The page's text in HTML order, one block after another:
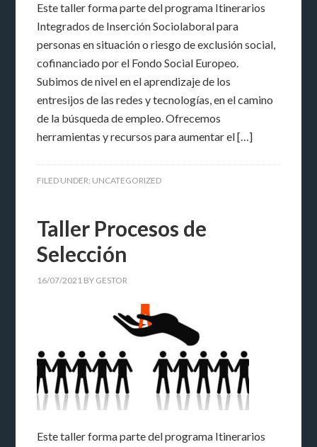
Este taller forma parte del programa Itinerarios
Integrados de Inserción Sociolaboral para
personas en situación o riesgo de exclusión social,
cofinanciado por el Fondo Social Europeo.
Subimos de nivel en el aprendizaje de los
entresijos de las redes y tecnologías, en el camino
de la búsqueda de empleo. Ofrecemos
herramientas y recursos para aumentar el […]
FILED UNDER: UNCATEGORIZED
Taller Procesos de
Selección
16/07/2021 BY GESTOR
Este taller forma parte del programa Itinerarios